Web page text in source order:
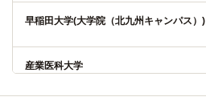
早稲田大学(大学院（北九州キャンパス）)
産業医科大学